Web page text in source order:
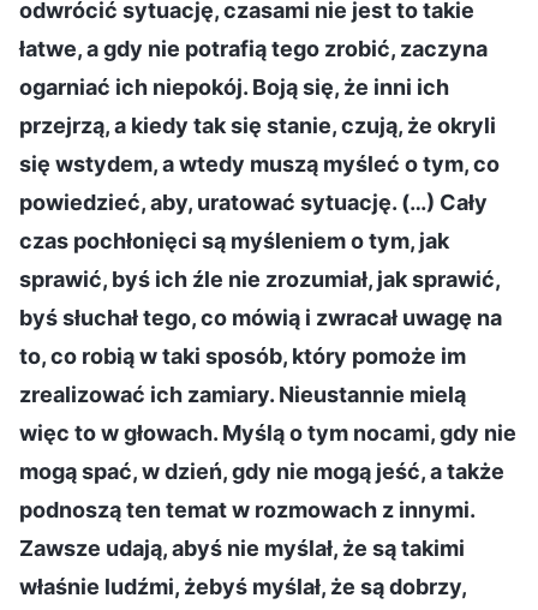
odwrócić sytuację, czasami nie jest to takie
łatwe, a gdy nie potrafią tego zrobić, zaczyna
ogarniać ich niepokój. Boją się, że inni ich
przejrzą, a kiedy tak się stanie, czują, że okryli
się wstydem, a wtedy muszą myśleć o tym, co
powiedzieć, aby, uratować sytuację. (…) Cały
czas pochłonięci są myśleniem o tym, jak
sprawić, byś ich źle nie zrozumiał, jak sprawić,
byś słuchał tego, co mówią i zwracał uwagę na
to, co robią w taki sposób, który pomoże im
zrealizować ich zamiary. Nieustannie mielą
więc to w głowach. Myślą o tym nocami, gdy nie
mogą spać, w dzień, gdy nie mogą jeść, a także
podnoszą ten temat w rozmowach z innymi.
Zawsze udają, abyś nie myślał, że są takimi
właśnie ludźmi, żebyś myślał, że są dobrzy,